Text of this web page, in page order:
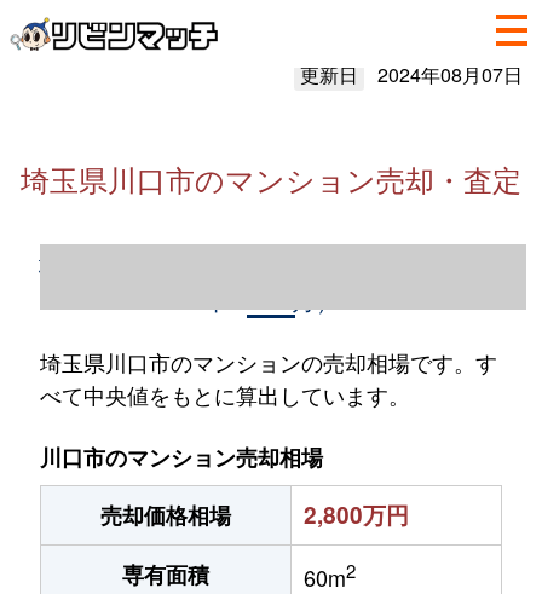
更新日 2024年08月07日
埼玉県川口市のマンション売却・査定
埼玉県川口市のマンション売却情報（2023
埼玉県川口市のマンションの売却相場です。す
べて中央値をもとに算出しています。
川口市のマンション売却相場
売却価格相場
2,800万円
専有面積 60m2